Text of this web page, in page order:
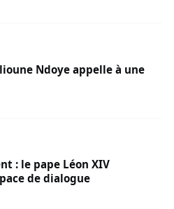
Ndoye appelle à une
: le pape Léon XIV
de dialogue